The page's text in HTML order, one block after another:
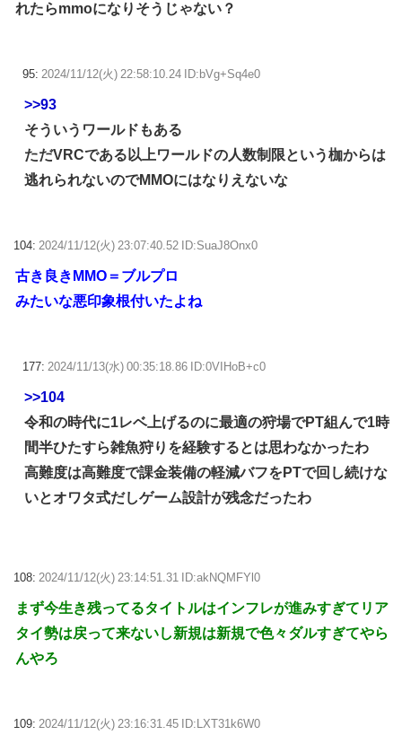
れたらmmoになりそうじゃない？
95: 2024/11/12(火) 22:58:10.24 ID:bVg+Sq4e0
>>93
そういうワールドもある
ただVRCである以上ワールドの人数制限という枷からは
逃れられないのでMMOにはなりえないな
104: 2024/11/12(火) 23:07:40.52 ID:SuaJ8Onx0
古き良きMMO＝ブルプロ
みたいな悪印象根付いたよね
177: 2024/11/13(水) 00:35:18.86 ID:0VIHoB+c0
>>104
令和の時代に1レベ上げるのに最適の狩場でPT組んで1時
間半ひたすら雑魚狩りを経験するとは思わなかったわ
高難度は高難度で課金装備の軽減バフをPTで回し続けな
いとオワタ式だしゲーム設計が残念だったわ
108: 2024/11/12(火) 23:14:51.31 ID:akNQMFYl0
まず今生き残ってるタイトルはインフレが進みすぎてリア
タイ勢は戻って来ないし新規は新規で色々ダルすぎてやら
んやろ
109: 2024/11/12(火) 23:16:31.45 ID:LXT31k6W0